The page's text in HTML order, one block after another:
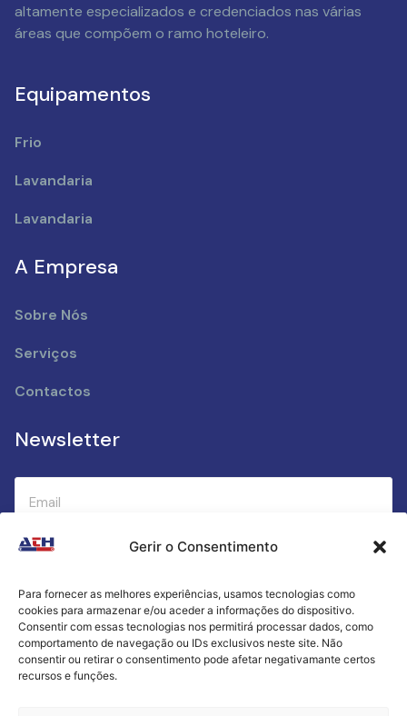
Gerir o Consentimento
Para fornecer as melhores experiências, usamos tecnologias como
cookies para armazenar e/ou aceder a informações do dispositivo.
Consentir com essas tecnologias nos permitirá processar dados, como
comportamento de navegação ou IDs exclusivos neste site. Não
consentir ou retirar o consentimento pode afetar negativamante certos
recursos e funções.
altamente especializados e credenciados nas várias
áreas que compõem o ramo hoteleiro.
Equipamentos
Frio
Lavandaria
Lavandaria
A Empresa
Sobre Nós
Serviços
Contactos
Newsletter
Submeter
Criamos a cozinha perfeita para o seu sucesso
gastronómico!